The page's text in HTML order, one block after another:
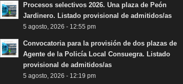
Procesos selectivos 2026. Una plaza de Peón
Jardinero. Listado provisional de admitidos/as
5 agosto, 2026 - 12:55 pm
Convocatoria para la provisión de dos plazas de
Agente de la Policía Local Consuegra. Listado
provisional de admitidos/as
5 agosto, 2026 - 12:19 pm